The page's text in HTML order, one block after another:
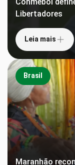
Libertadores
Leia mais
Brasil
Maranhão